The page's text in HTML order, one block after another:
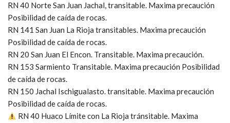
RN 40 Norte San Juan Jachal, transitable. Maxima precaución
Posibilidad de caída de rocas.
RN 141 San Juan La Rioja transitables. Maxima precaución
Posibilidad de caída de rocas.
RN 20 San Juan El Encon. Transitable. Maxima precaución.
RN 153 Sarmiento Transitable. Maxima precaución Posibilidad
de caída de rocas.
RN 150 Jachal Ischigualasto. transitable. Maxima precaución
Posibilidad de caída de rocas.
RN 40 Huaco Límite con La Rioja tránsitable. Maxima